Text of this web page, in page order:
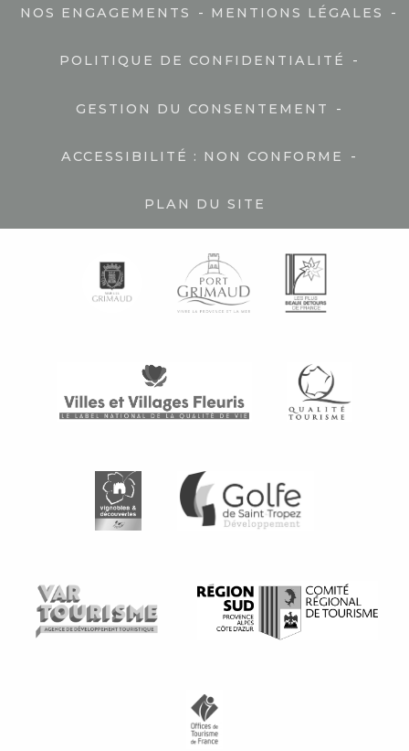
NOS ENGAGEMENTS - MENTIONS LÉGALES -
POLITIQUE DE CONFIDENTIALITÉ -
GESTION DU CONSENTEMENT -
ACCESSIBILITÉ : NON CONFORME -
PLAN DU SITE